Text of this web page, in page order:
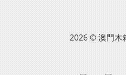
2026 © 澳門木